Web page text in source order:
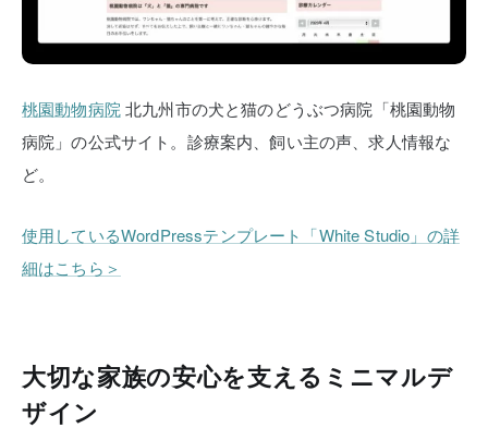
桃園動物病院 北九州市の犬と猫のどうぶつ病院「桃園動物
病院」の公式サイト。診療案内、飼い主の声、求人情報な
ど。
使用しているWordPressテンプレート「White Studio」の詳
細はこちら＞
大切な家族の安心を支えるミニマルデ
ザイン